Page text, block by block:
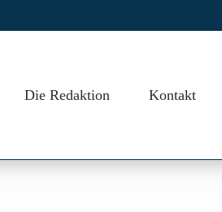
Die Redaktion Kontakt